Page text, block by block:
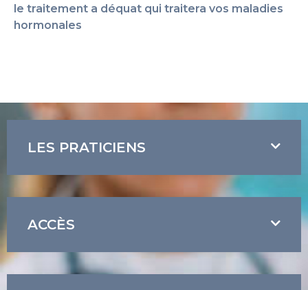
le traitement a déquat qui traitera vos maladies
hormonales
LES PRATICIENS
ACCÈS